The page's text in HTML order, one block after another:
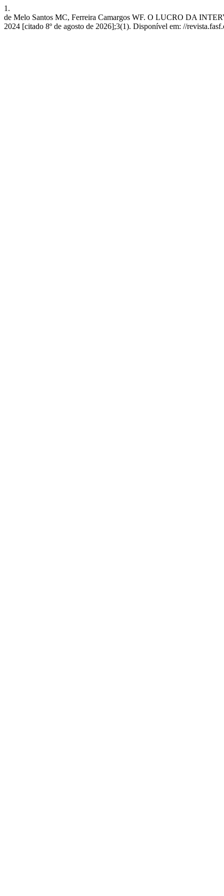
1.
de Melo Santos MC, Ferreira Camargos WF. O LUCRO DA
2024 [citado 8º de agosto de 2026];3(1). Disponível em: //